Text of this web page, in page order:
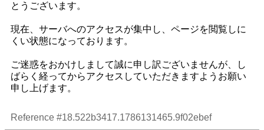
とうございます。
現在、サーバへのアクセスが集中し、ページを閲覧しに
くい状態になっております。
ご迷惑をおかけしまして誠に申し訳ございませんが、し
ばらく経ってからアクセスしていただきますようお願い
申し上げます。
Reference #18.522b3417.1786131465.9f02ebef